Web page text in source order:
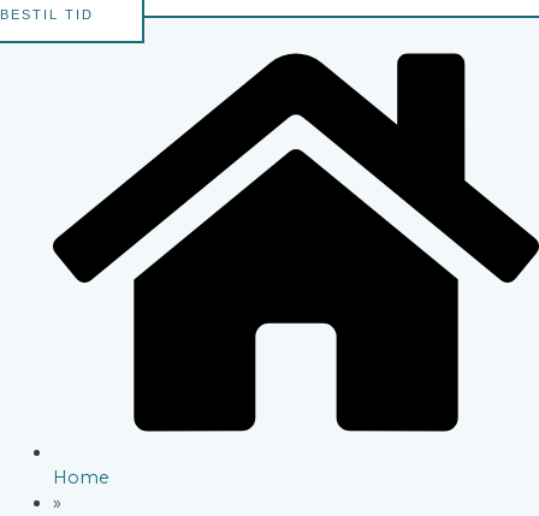
BESTIL TID
Home
»